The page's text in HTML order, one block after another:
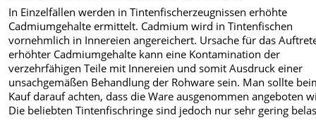
In Einzelfällen werden in Tintenfischerzeugnissen erhöhte
Cadmiumgehalte ermittelt. Cadmium wird in Tintenfischen
vornehmlich in Innereien angereichert. Ursache für das
erhöhter Cadmiumgehalte kann eine Kontamination der
verzehrfähigen Teile mit Innereien und somit Ausdruck einer
unsachgemäßen Behandlung der Rohware sein. Man sollte
Kauf darauf achten, dass die Ware ausgenommen angeboten
Die beliebten Tintenfischringe sind jedoch nur sehr gering